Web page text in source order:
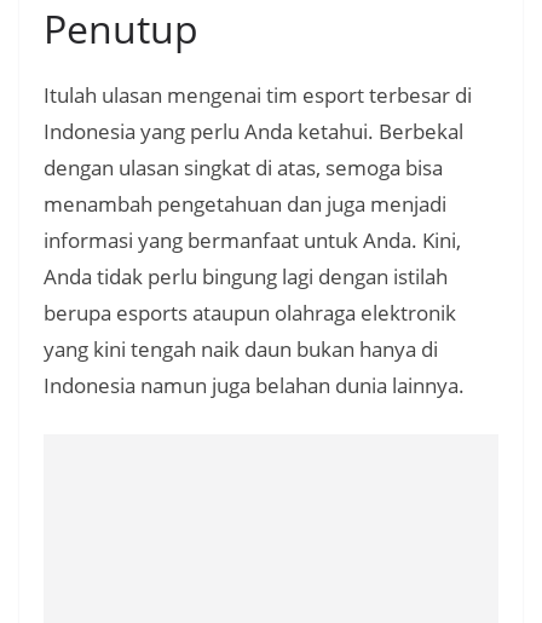
Penutup
Itulah ulasan mengenai tim esport terbesar di
Indonesia yang perlu Anda ketahui. Berbekal
dengan ulasan singkat di atas, semoga bisa
menambah pengetahuan dan juga menjadi
informasi yang bermanfaat untuk Anda. Kini,
Anda tidak perlu bingung lagi dengan istilah
berupa esports ataupun olahraga elektronik
yang kini tengah naik daun bukan hanya di
Indonesia namun juga belahan dunia lainnya.